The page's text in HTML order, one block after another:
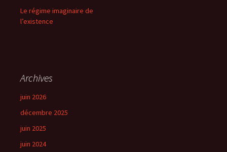
Le régime imaginaire de
l’existence
Archives
juin 2026
décembre 2025
juin 2025
juin 2024